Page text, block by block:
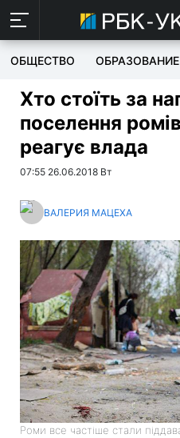
ОБЩЕСТВО ОБРАЗОВАНИЕ
Хто стоїть за
поселення
реагує влада
07:55 26.06.2018 Вт
ВАЛЕРИЯ МАЦЕХА
Роми все частіше стали